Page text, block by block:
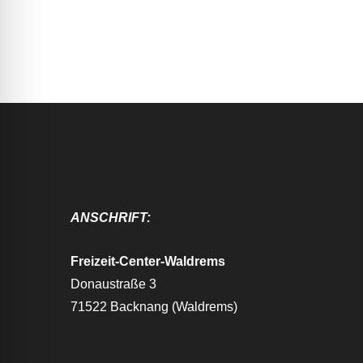
ANSCHRIFT:
Freizeit-Center-Waldrems
Donaustraße 3
71522 Backnang (Waldrems)